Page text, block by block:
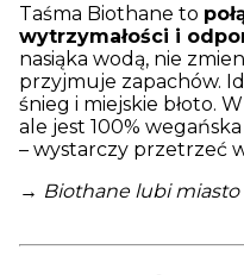
Taśma Biothane to
wytrzymałości i
nasiąka wodą, nie
przyjmuje zapachów.
śnieg i miejskie błoto.
ale jest 100%
– wystarczy przetrzeć
→ Biothane lubi miasto